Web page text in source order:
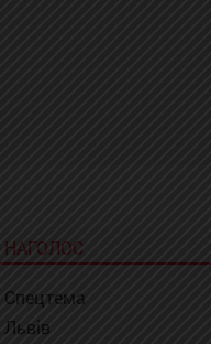
НАГОЛОС
Спецтема
Львів